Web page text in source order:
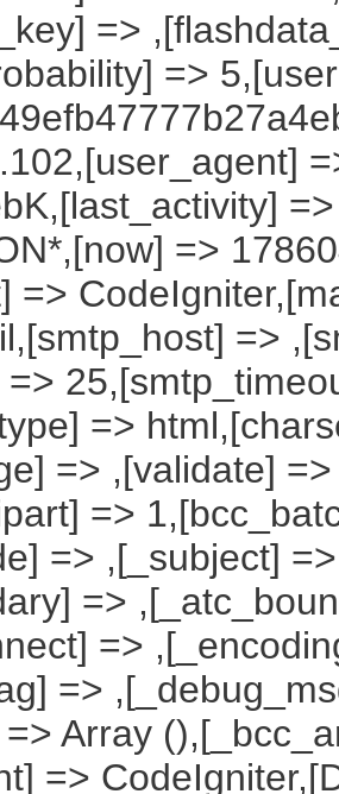
=>
=>
=>
=>
=>
=>
=> ,[validate]
=>
=> ,[_subject]
=>
=>
=>
Array
=>